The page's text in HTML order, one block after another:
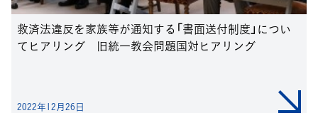
救済法違反を家族等が通知する「書面送付制度」につい
てヒアリング 旧統一教会問題国対ヒアリング
2022年12月26日